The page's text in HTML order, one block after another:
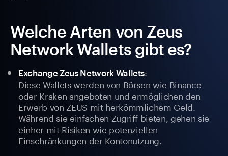
Welche Arten von Zeus
Network Wallets gibt es?
Exchange Zeus Network Wallets:
Diese Wallets werden von Börsen wie Binance
oder Kraken angeboten und ermöglichen den
Erwerb von ZEUS mit herkömmlichem Geld.
Während sie einfachen Zugriff bieten, gehen sie
einher mit Risiken wie potenziellen
Einschränkungen der Kontonutzung.